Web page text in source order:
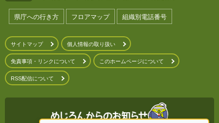
県庁への行き方 フロアマップ 組織別電話番号
サイトマップ 個人情報の取り扱い
免責事項・リンクについて このホームページについて
RSS配信について